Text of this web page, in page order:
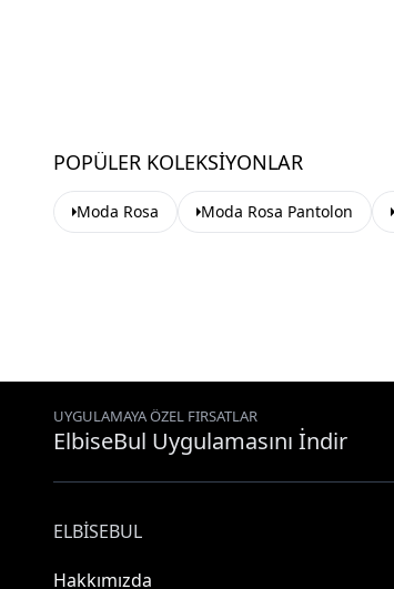
POPÜLER KOLEKSIYONLAR
Moda Rosa Moda Rosa Pantolon
UYGULAMAYA ÖZEL FIRSATLAR
ElbiseBul Uygulamasını İndir
ELBISEBUL
Hakkımızda